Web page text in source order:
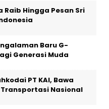
Raib Hingga Pesan Sri
Baru G-
Generasi Muda
PT KAI, Bawa
Nasional